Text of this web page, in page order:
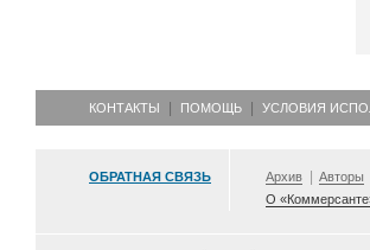
КОНТАКТЫ ПОМОЩЬ УСЛОВИЯ
ОБРАТНАЯ СВЯЗЬ Архив Авторы
О